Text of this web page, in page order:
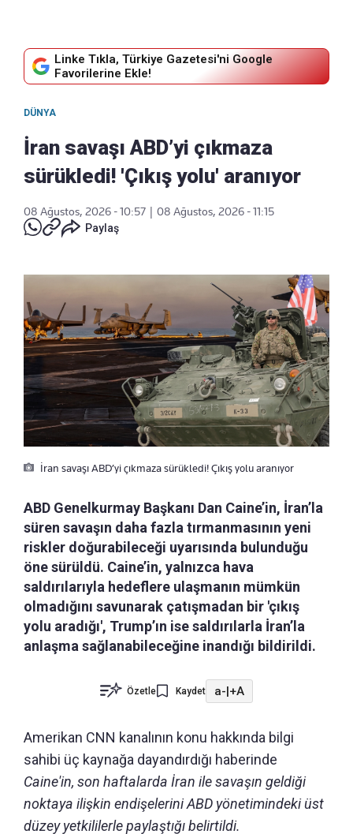
Linke Tıkla, Türkiye Gazetesi'ni Google
Favorilerine Ekle!
DÜNYA
İran savaşı ABD’yi çıkmaza
sürükledi! 'Çıkış yolu' aranıyor
08 Ağustos, 2026 - 10:57
08 Ağustos, 2026 - 11:15
Paylaş
İran savaşı ABD’yi çıkmaza sürükledi! Çıkış yolu aranıyor
ABD Genelkurmay Başkanı Dan Caine’in, İran’la
süren savaşın daha fazla tırmanmasının yeni
riskler doğurabileceği uyarısında bulunduğu
öne sürüldü. Caine’in, yalnızca hava
saldırılarıyla hedeflere ulaşmanın mümkün
olmadığını savunarak çatışmadan bir 'çıkış
yolu aradığı', Trump’ın ise saldırılarla İran’la
anlaşma sağlanabileceğine inandığı bildirildi.
Özetle Kaydet a-|+A
Amerikan CNN kanalının konu hakkında bilgi
sahibi üç kaynağa dayandırdığı haberinde
Caine'in, son haftalarda İran ile savaşın geldiği
noktaya ilişkin endişelerini ABD yönetimindeki üst
düzey yetkililerle paylaştığı belirtildi.